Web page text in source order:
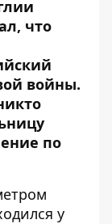
что
войны.
по
у